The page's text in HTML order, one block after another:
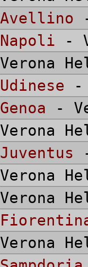
Avellino
Napoli -
Verona
Udinese -
Genoa -
Verona
Juventus
Verona
Verona
Verona